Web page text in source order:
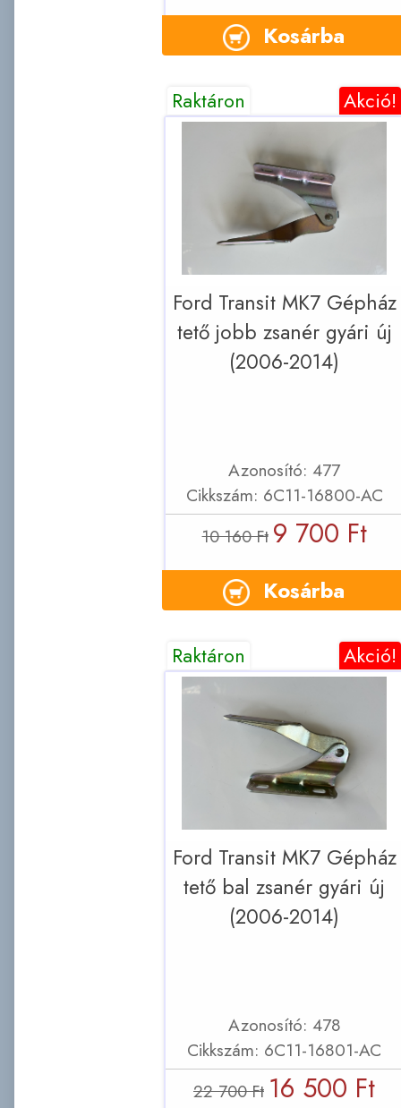
Kosárba
Akció!
Raktáron
Ford Transit MK7 Gépház
tető jobb zsanér gyári új
(2006-2014)
Azonosító: 477
Cikkszám: 6C11-16800-AC
10 160 Ft 9 700 Ft
Kosárba
Akció!
Raktáron
Ford Transit MK7 Gépház
tető bal zsanér gyári új
(2006-2014)
Azonosító: 478
Cikkszám: 6C11-16801-AC
22 700 Ft 16 500 Ft